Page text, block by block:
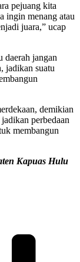
pejuang kita
ingin menang atau
juara,” ucap
daerah jangan
jadikan suatu
demikian
perbedaan
membangun
Kapuas Hulu